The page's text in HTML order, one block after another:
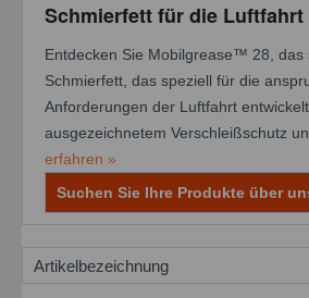
Schmierfett für die Luftfahrt
Entdecken Sie Mobilgrease™ 28, das
Schmierfett, das speziell für die
Anforderungen der Luftfahrt
ausgezeichnetem Verschleißschutz
erfahren »
Suchen Sie Ihre Produkte über